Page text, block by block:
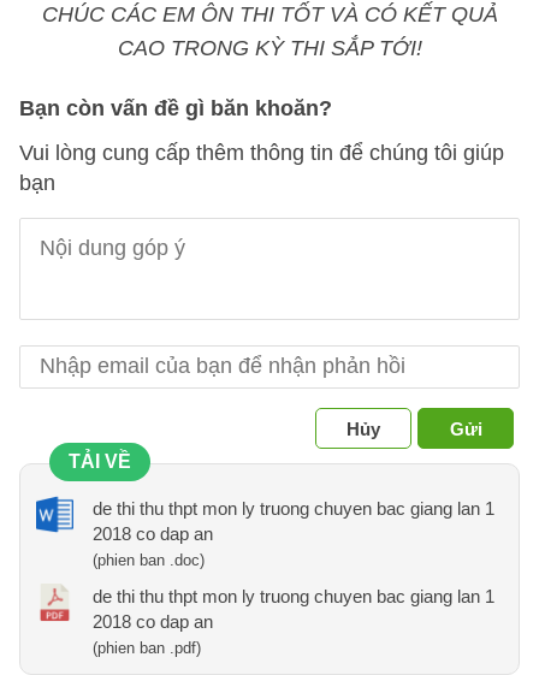
CHÚC CÁC EM ÔN THI TỐT VÀ CÓ KẾT QUẢ
CAO TRONG KỲ THI SẮP TỚI!
Bạn còn vấn đề gì băn khoăn?
Vui lòng cung cấp thêm thông tin để chúng tôi giúp
bạn
Hủy
Gửi
TẢI VỀ
de thi thu thpt mon ly truong chuyen bac giang lan 1
2018 co dap an
(phien ban .doc)
de thi thu thpt mon ly truong chuyen bac giang lan 1
2018 co dap an
(phien ban .pdf)